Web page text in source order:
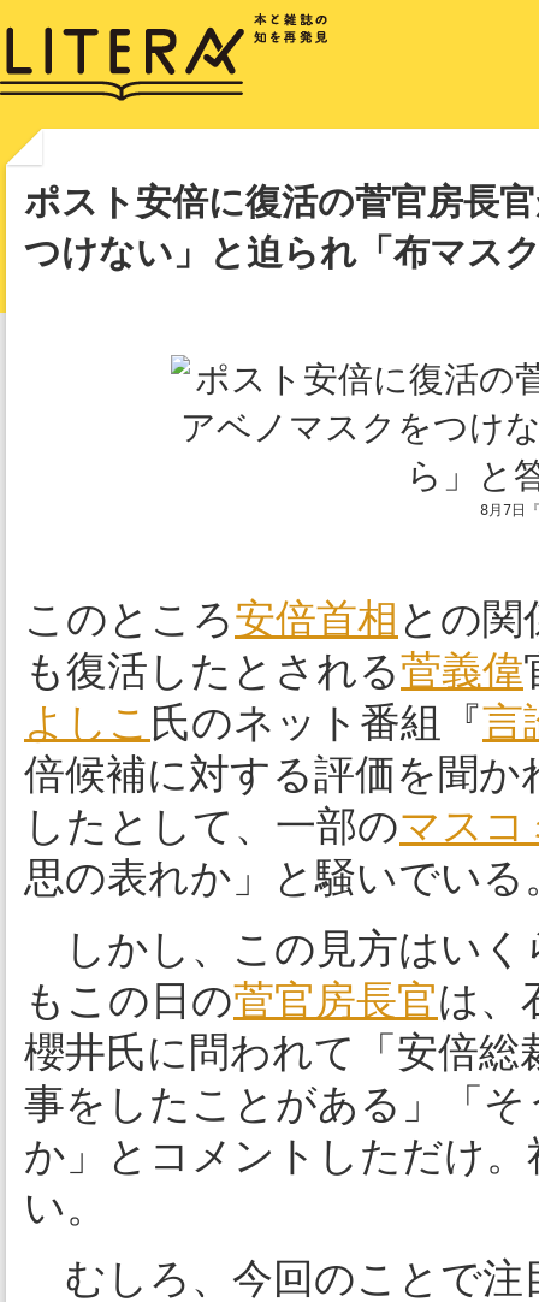
ポスト安倍に復活の菅官房長
つけない」と迫られ「布マス
8月7日
このところ安倍首相 との
も復活したとされる菅義偉
よしこ 氏のネット番組『言
倍候補に対する評価を聞か
したとして、一部のマスコ
思の表れか」と騒いでいる
しかし、この見方はいく
もこの日の菅官房長官は、
櫻井氏に問われて「安倍総
事をしたことがある」「
か」とコメントしただけ
い。
むしろ、今回のことで注